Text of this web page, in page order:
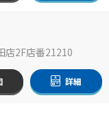
店2F店番21210
詳細